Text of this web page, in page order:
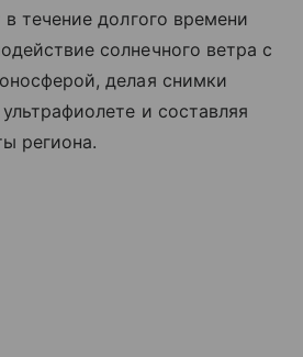
в течение долгого времени
солнечного ветра с
делая снимки
и составляя
региона.